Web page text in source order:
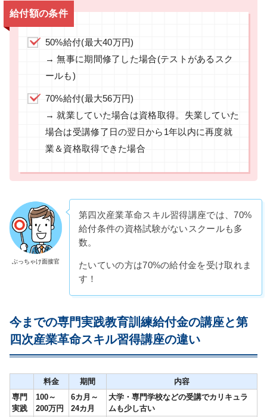
給付額の条件
50%給付(最大40万円)
→ 無事に期間修了した場合(テストがあるスク
ールも)
70%給付(最大56万円)
→ 就業していた場合は資格取得。失業していた
場合は受講修了日の翌日から1年以内に再度就
業＆資格取得できた場合
ぶっちゃけ面接官
第四次産業革命スキル習得講座では、70%
給付条件の資格試験がないスクールも多
数。
たいていの方は70%の給付金を受け取れま
す！
今までの専門実践教育訓練給付金の講座と第
四次産業革命スキル習得講座の違い
料金 期間
内容
専門
実践
100～
200万円
6カ月～
24カ月
大学・専門学校などの受講でカリキュラ
ムも少し古い